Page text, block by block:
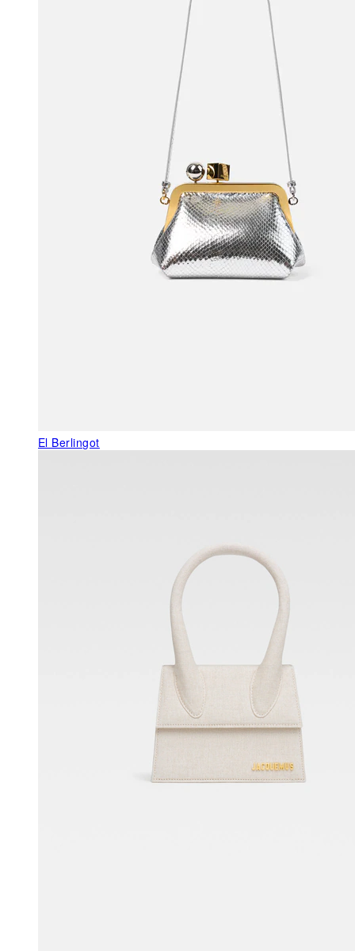
El Berlingot